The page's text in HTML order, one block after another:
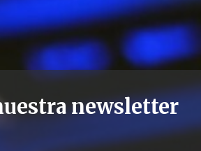
newsletter